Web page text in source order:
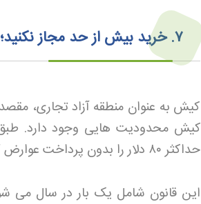
۷.خرید بیش از حد مجاز
کیش به عنوان منطقه آزاد تجاری،
کیش محدودیت هایی وجود دارد. طبق
حداکثر۸۰ دلار را بدون پرداخت
این قانون شامل یک بار در سال می